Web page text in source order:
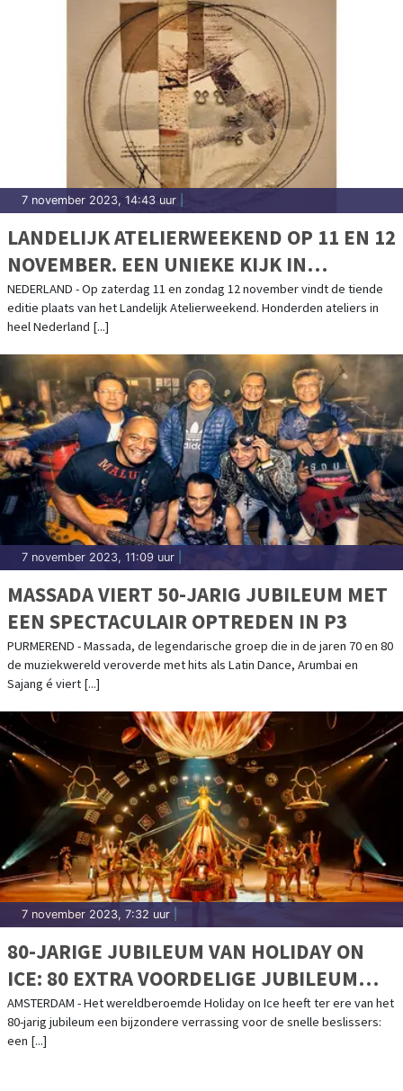
7 november 2023, 14:43 uur
LANDELIJK ATELIERWEEKEND OP 11 EN 12
NOVEMBER. EEN UNIEKE KIJK IN
HONDERDEN ATELIERS DOOR HET HELE
LAND
NEDERLAND - Op zaterdag 11 en zondag 12 november vindt de tiende
editie plaats van het Landelijk Atelierweekend. Honderden ateliers in
heel Nederland [...]
7 november 2023, 11:09 uur
MASSADA VIERT 50-JARIG JUBILEUM MET
EEN SPECTACULAIR OPTREDEN IN P3
PURMEREND - Massada, de legendarische groep die in de jaren 70 en 80
de muziekwereld veroverde met hits als Latin Dance, Arumbai en
Sajang é viert [...]
7 november 2023, 7:32 uur
80-JARIGE JUBILEUM VAN HOLIDAY ON
ICE: 80 EXTRA VOORDELIGE JUBILEUM
FAMILIETICKETS PER SHOW BESCHIKBAAR
AMSTERDAM - Het wereldberoemde Holiday on Ice heeft ter ere van het
80-jarig jubileum een bijzondere verrassing voor de snelle beslissers:
een [...]